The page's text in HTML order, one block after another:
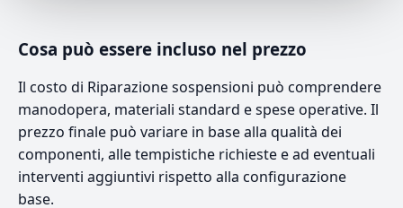
Cosa può essere incluso nel prezzo
Il costo di Riparazione sospensioni può comprendere
manodopera, materiali standard e spese operative. Il
prezzo finale può variare in base alla qualità dei
componenti, alle tempistiche richieste e ad eventuali
interventi aggiuntivi rispetto alla configurazione
base.